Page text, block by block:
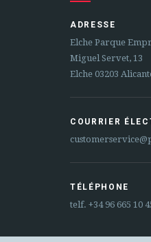
ADRESSE
Elche Parque
Miguel Servet, 13
Elche 03203
COURRIER
TÉLÉPHONE
telf. +34 96 665 10